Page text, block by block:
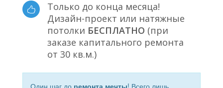
Только до конца месяца!
Дизайн-проект или натяжные
потолки БЕСПЛАТНО (при
заказе капитального ремонта
от 30 кв.м.)